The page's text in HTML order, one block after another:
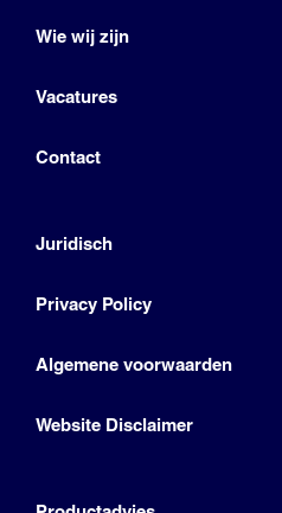
Wie wij zijn
Vacatures
Contact
Juridisch
Privacy Policy
Algemene voorwaarden
Website Disclaimer